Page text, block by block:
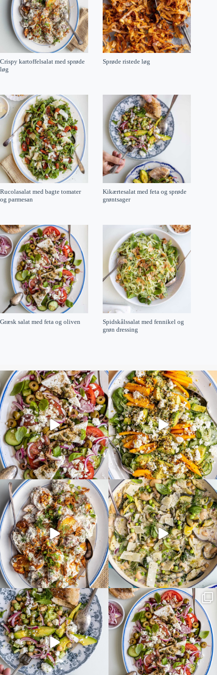
Crispy kartoffelsalat med sprøde
løg
Sprøde ristede løg
Rucolasalat med bagte tomater
og parmesan
Kikærtesalat med feta og sprøde
grøntsager
Græsk salat med feta og oliven
Spidskålssalat med fennikel og
grøn dressing